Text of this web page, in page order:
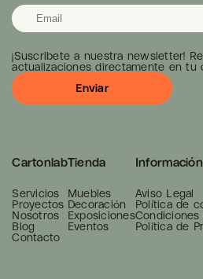
¡Suscribete a nuestra newsletter!
actualizaciones directamente en tu
Cartonlab
Servicios
Proyectos
Nosotros
Blog
Contacto
Tienda
Muebles
Decoración
Exposiciones
Eventos
Información
Aviso Legal
Política de
Política de